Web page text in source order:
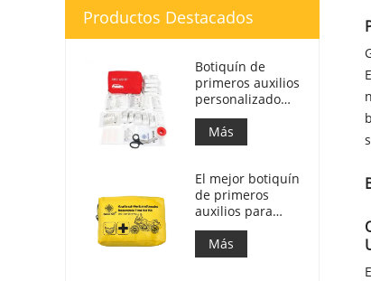
Productos Destacados
Botiquín de
primeros auxilios
personalizado
Bolsa de
respuesta
médica para
Más
El mejor botiquín
de primeros
auxilios para
motocicletas de
aventura para
motociclistas
Más